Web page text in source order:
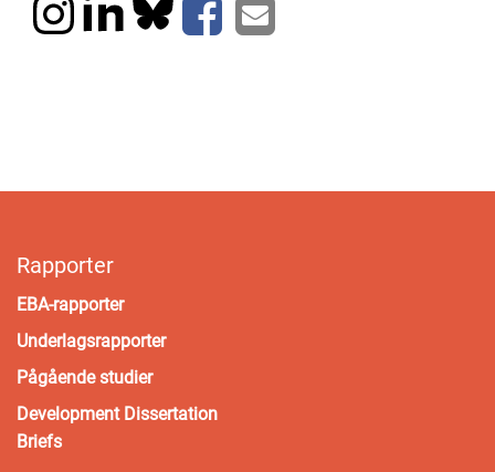
Rapporter
EBA-rapporter
Underlagsrapporter
Pågående studier
Development Dissertation
Briefs